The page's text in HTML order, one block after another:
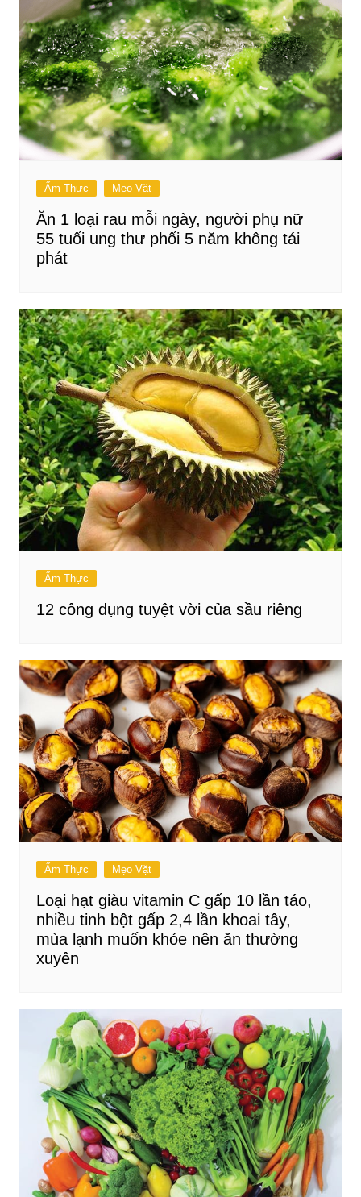
Ẩm Thực Mẹo Vặt
Ăn 1 loại rau mỗi ngày, người phụ nữ
55 tuổi ung thư phổi 5 năm không tái
phát
Ẩm Thực
12 công dụng tuyệt vời của sầu riêng
Ẩm Thực Mẹo Vặt
Loại hạt giàu vitamin C gấp 10 lần táo,
nhiều tinh bột gấp 2,4 lần khoai tây,
mùa lạnh muốn khỏe nên ăn thường
xuyên